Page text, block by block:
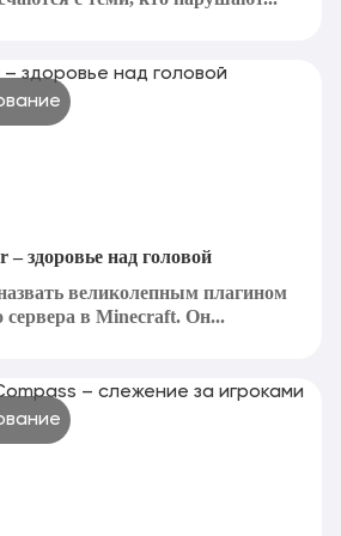
– здоровье над головой
великолепным плагином
сервера в Minecraft. Он...